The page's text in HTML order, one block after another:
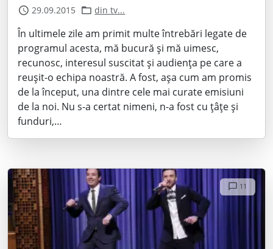
29.09.2015 din tv...
În ultimele zile am primit multe întrebări legate de
programul acesta, mă bucură și mă uimesc,
recunosc, interesul suscitat și audiența pe care a
reușit-o echipa noastră. A fost, așa cum am promis
de la început, una dintre cele mai curate emisiuni
de la noi. Nu s-a certat nimeni, n-a fost cu țâțe și
funduri,…
11